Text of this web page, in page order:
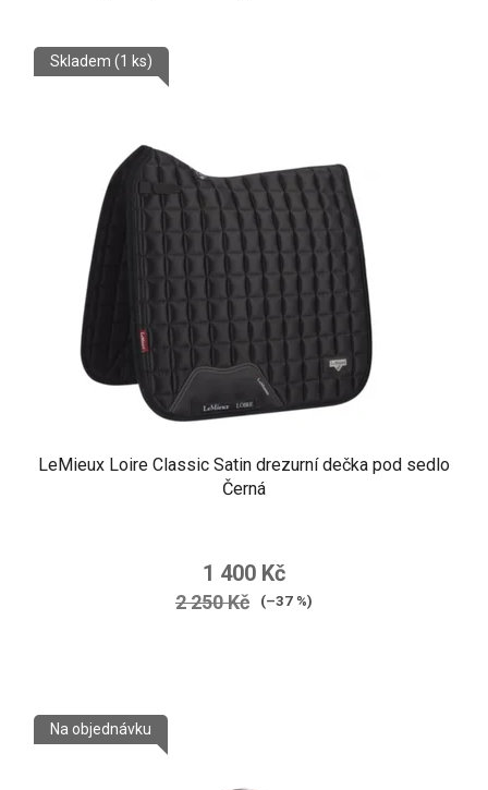
LeMieux Loire Classic Satin drezurní dečka pod sedlo
Černá
Skladem (1 ks)
1 400 Kč
2 250 Kč (–37 %)
Na objednávku